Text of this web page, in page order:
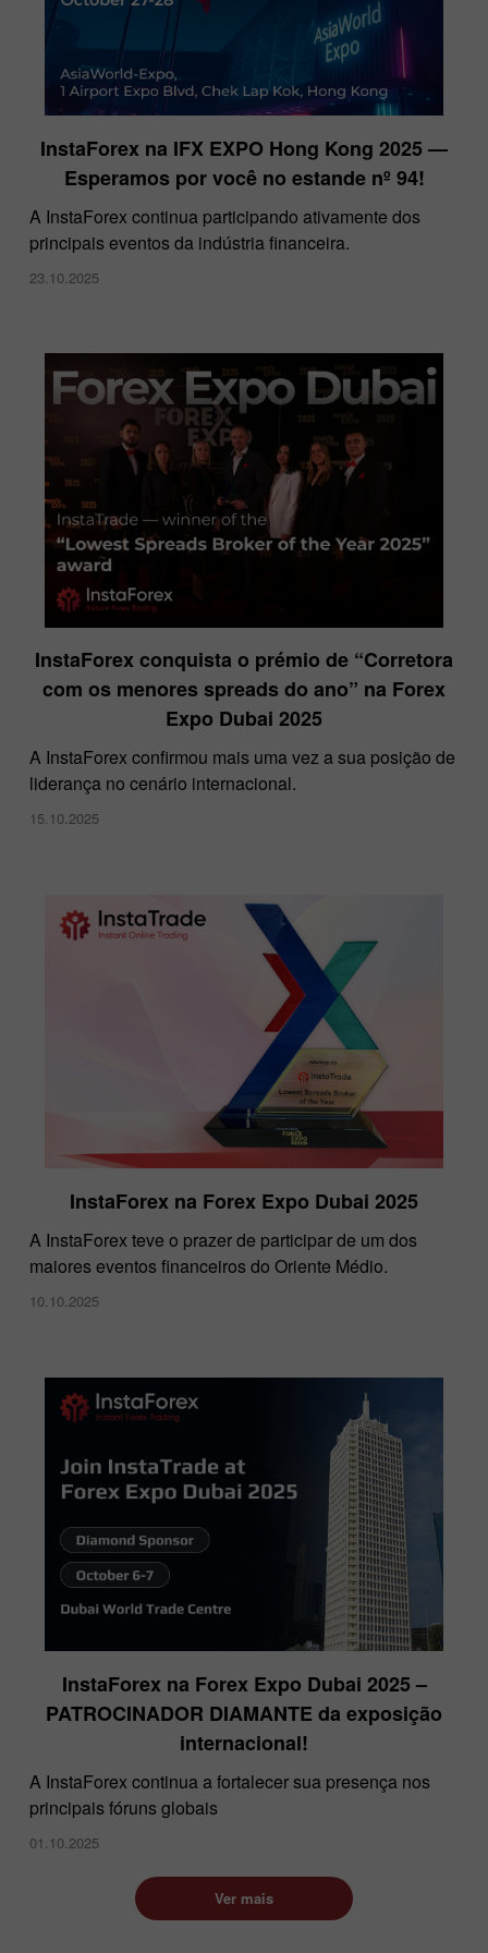
InstaForex na IFX EXPO Hong Kong 2025 —
Esperamos por você no estande nº 94!
A InstaForex continua participando ativamente dos
principais eventos da indústria financeira.
23.10.2025
InstaForex conquista o prémio de “Corretora
com os menores spreads do ano” na Forex
Expo Dubai 2025
A InstaForex confirmou mais uma vez a sua posição de
liderança no cenário internacional.
15.10.2025
InstaForex na Forex Expo Dubai 2025
A InstaForex teve o prazer de participar de um dos
maiores eventos financeiros do Oriente Médio.
10.10.2025
InstaForex na Forex Expo Dubai 2025 –
PATROCINADOR DIAMANTE da exposição
internacional!
A InstaForex continua a fortalecer sua presença nos
principais fóruns globais
01.10.2025
Ver mais